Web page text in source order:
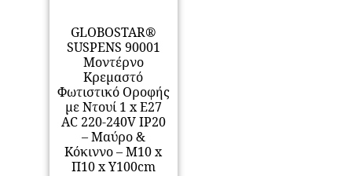
GLOBOSTAR®
SUSPENS 90001
Μοντέρνο
Κρεμαστό
Φωτιστικό Οροφής
με Ντουί 1 x E27
AC 220-240V IP20
– Μαύρο &
Κόκιννο – Μ10 x
Π10 x Υ100cm